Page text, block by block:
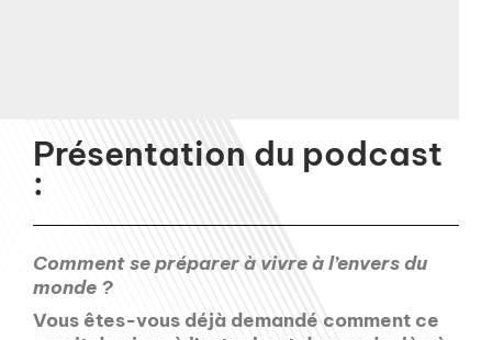
Présentation du podcast
:
Comment se préparer à vivre à l’envers du
monde ?
Vous êtes-vous déjà demandé comment ce